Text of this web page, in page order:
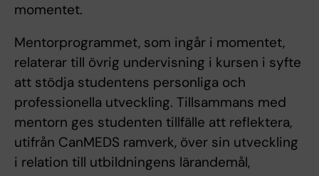
momentet.
Mentorprogrammet, som ingår i momentet,
relaterar till övrig undervisning i kursen i syfte
att stödja studentens personliga och
professionella utveckling. Tillsammans med
mentorn ges studenten tillfälle att reflektera,
utifrån CanMEDS ramverk, över sin utveckling
i relation till utbildningens lärandemål,